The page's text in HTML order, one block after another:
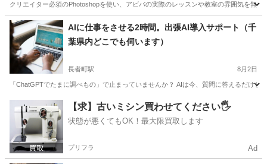
クリエイター必須のPhotoshopを使い、アビバの実際のレッスンや教室の雰囲気を無
千葉 柏市 その他
AIに仕事をさせる2時間。出張AI導入サポート（千
葉県内どこでも伺います）
長者町駅 8月2日
「ChatGPTでたまに調べもの」で止まっていませんか？ AIは今、質問に答えるだけ
千葉 いすみ市 長者町駅 その他 インストール
【求】古いミシン買わせてください🖐️
状態が悪くてもOK！最大限買取します
プリフラ Ad